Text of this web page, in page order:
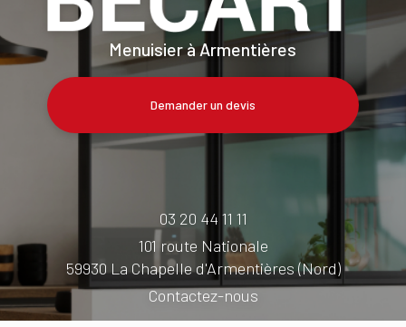
Menuisier à Armentières
Demander un devis
03 20 44 11 11
101 route Nationale
59930 La Chapelle d'Armentières (Nord)
Contactez-nous